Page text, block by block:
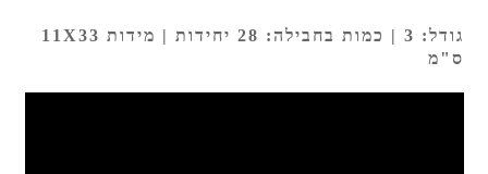
גודל: 3 | כמות בחבילה: 28 יחידות | מידות 11X33
ס"מ